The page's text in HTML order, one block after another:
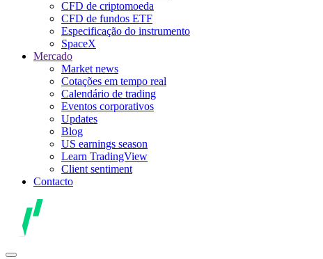
CFD de criptomoeda
CFD de fundos ETF
Especificação do instrumento
SpaceX
Mercado
Market news
Cotações em tempo real
Calendário de trading
Eventos corporativos
Updates
Blog
US earnings season
Learn TradingView
Client sentiment
Contacto